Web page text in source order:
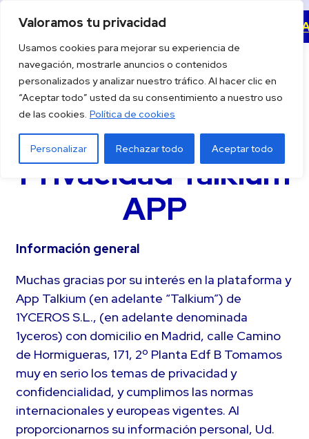
Valoramos tu privacidad
Usamos cookies para mejorar su experiencia de
navegación, mostrarle anuncios o contenidos
personalizados y analizar nuestro tráfico. Al hacer clic en
“Aceptar todo” usted da su consentimiento a nuestro uso
de las cookies. Política de cookies
Personalizar Rechazar todo Aceptar todo
Saltar
contenido
Descargar la
Política de
Privacidad Talkium
APP
Información general
Muchas gracias por su interés en la plataforma y
App Talkium (en adelante “Talkium”) de
1YCEROS S.L., (en adelante denominada
1yceros) con domicilio en Madrid, calle Camino
de Hormigueras, 171, 2º Planta Edf B Tomamos
muy en serio los temas de privacidad y
confidencialidad, y cumplimos las normas
internacionales y europeas vigentes. Al
proporcionarnos su información personal, Ud.